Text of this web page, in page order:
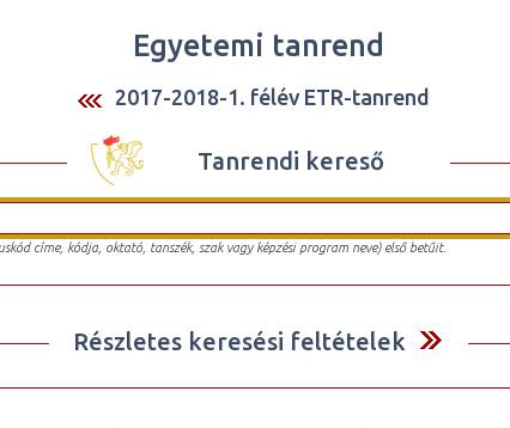
Egyetemi tanrend
2017-2018-1. félév ETR-tanrend
Tanrendi kereső
címe, kódja, oktató, tanszék, szak vagy képzési program neve) első betűit.
Részletes keresési feltételek